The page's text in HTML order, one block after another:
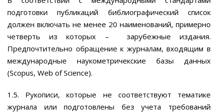
подготовки публикаций библиографический список
должен включать не менее 20 наименований, примерно
четверть из которых – зарубежные издания.
Предпочтительно обращение к журналам, входящим в
международные наукометричекские базы данных
(Scopus, Web of Science).
1.5. Рукописи, которые не соответствуют тематике
журнала или подготовлены без учета требований